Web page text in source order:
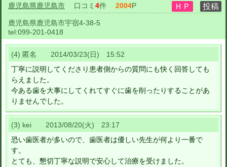
鹿児島県鹿児島市 口コミ 4件 2004P
鹿児島県鹿児島市宇宿4-38-5
tel:099-201-0418
(4) 匿名 2014/03/23(日) 15:52
丁寧に説明してくださり患者側からの質問にも快く回答しても
らえました。
今ある歯を大事にしてくれてすぐに歯を削ったりすることがあ
りませんでした。
(3) kei 2013/08/20(火) 23:17
恐い歯医者が多いので、歯医者は優しい先生が何より一番で
す。
とても、懇切丁寧な説明で安心して治療を受けました。